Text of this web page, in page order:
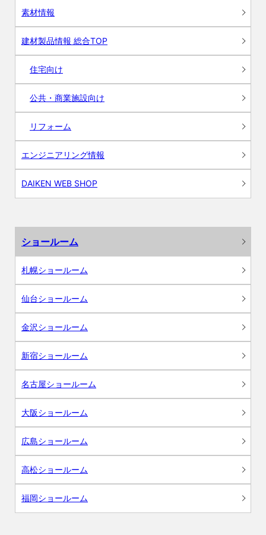
素材情報
建材製品情報 総合TOP
住宅向け
公共・商業施設向け
リフォーム
エンジニアリング情報
DAIKEN WEB SHOP
ショールーム
札幌ショールーム
仙台ショールーム
金沢ショールーム
新宿ショールーム
名古屋ショールーム
大阪ショールーム
広島ショールーム
高松ショールーム
福岡ショールーム